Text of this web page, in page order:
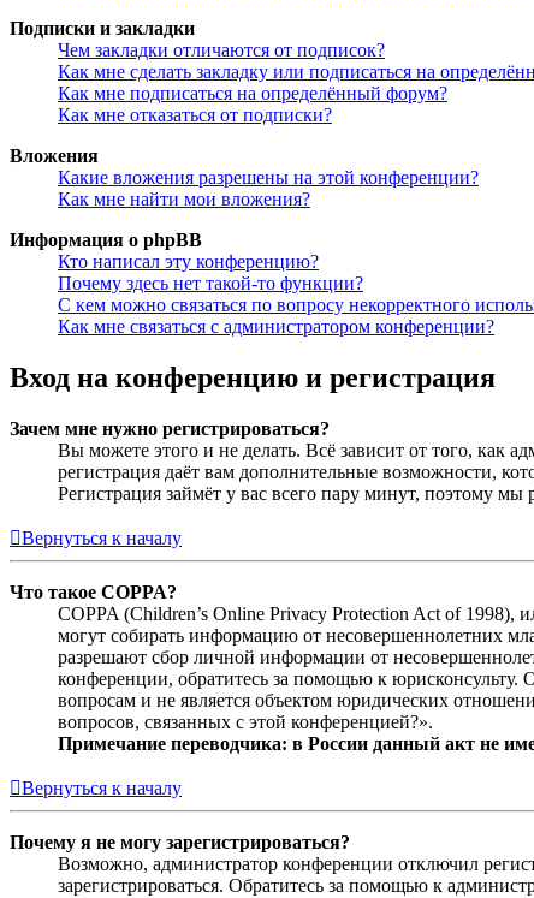
Подписки и закладки
Чем закладки отличаются от подписок?
Как мне сделать закладку или подписаться на
Как мне подписаться на определённый форум?
Как мне отказаться от подписки?
Вложения
Какие вложения разрешены на этой конференции?
Как мне найти мои вложения?
Информация о phpBB
Кто написал эту конференцию?
Почему здесь нет такой-то функции?
С кем можно связаться по вопросу некорректного
Как мне связаться с администратором конференции?
Вход на конференцию и регистрация
Зачем мне нужно регистрироваться?
Вы можете этого и не делать. Всё зависит от того, как
регистрация даёт вам дополнительные возможности,
Регистрация займёт у вас всего пару минут, поэтому мы
Вернуться к началу
Что такое COPPA?
COPPA (Children’s Online Privacy Protection Act of
могут собирать информацию от несовершеннолетних
разрешают сбор личной информации от
конференции, обратитесь за помощью к
вопросам и не является объектом юридических
вопросов, связанных с этой конференцией?».
Примечание переводчика: в России данный акт не
Вернуться к началу
Почему я не могу зарегистрироваться?
Возможно, администратор конференции отключил
зарегистрироваться. Обратитесь за помощью к